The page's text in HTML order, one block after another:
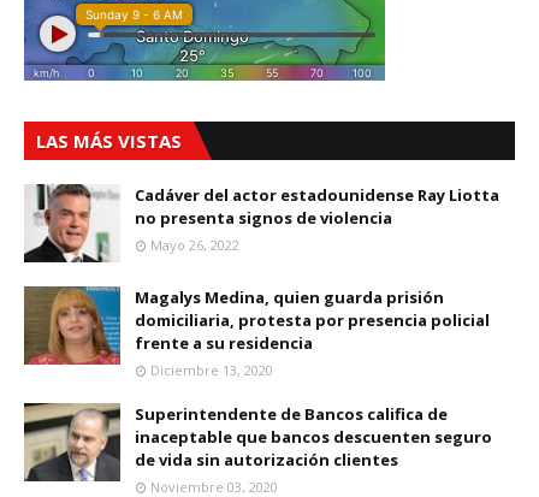
LAS MÁS VISTAS
Cadáver del actor estadounidense Ray Liotta
no presenta signos de violencia
Mayo 26, 2022
Magalys Medina, quien guarda prisión
domiciliaria, protesta por presencia policial
frente a su residencia
Diciembre 13, 2020
Superintendente de Bancos califica de
inaceptable que bancos descuenten seguro
de vida sin autorización clientes
Noviembre 03, 2020